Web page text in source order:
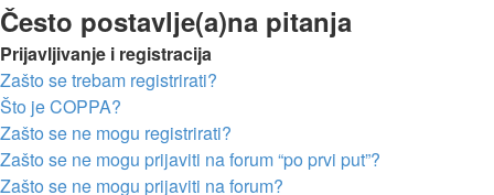
Često postavlje(a)na pitanja
Prijavljivanje i registracija
Zašto se trebam registrirati?
Što je COPPA?
Zašto se ne mogu registrirati?
Zašto se ne mogu prijaviti na forum “po prvi put”?
Zašto se ne mogu prijaviti na forum?